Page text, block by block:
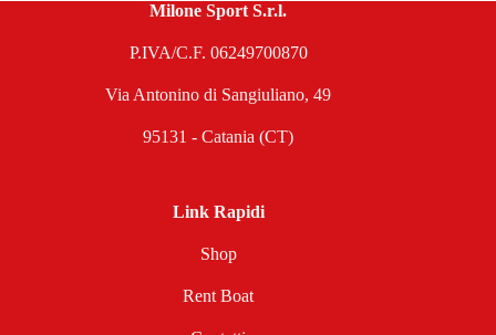
Milone Sport S.r.l.
P.IVA/C.F. 06249700870
Via Antonino di Sangiuliano, 49
95131 - Catania (CT)
Link Rapidi
Shop
Rent Boat